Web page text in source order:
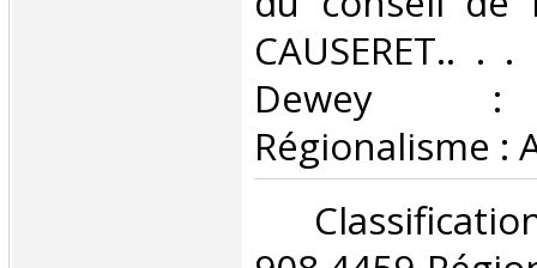
CAUSERET.. .
Dewey :
Régionalisme :